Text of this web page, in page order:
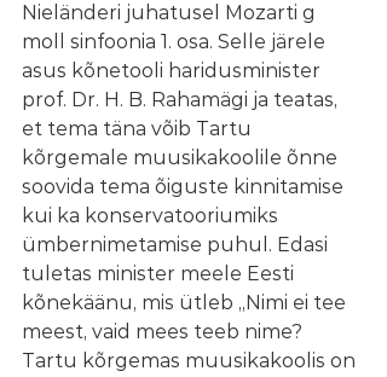
Nieländeri juhatusel Mozarti g
moll sinfoonia 1. osa. Selle järele
asus kõnetooli haridusminister
prof. Dr. H. B. Rahamägi ja teatas,
et tema täna võib Tartu
kõrgemale muusikakoolile õnne
soovida tema õiguste kinnitamise
kui ka konservatooriumiks
ümbernimetamise puhul. Edasi
tuletas minister meele Eesti
kõnekäänu, mis ütleb „Nimi ei tee
meest, vaid mees teeb nime?
Tartu kõrgemas muusikakoolis on